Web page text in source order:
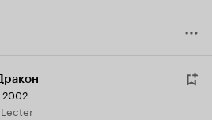
2002
Lecter